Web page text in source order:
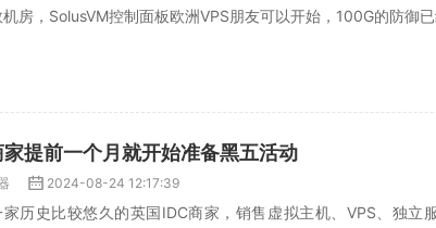
房，SolusVM控制面板欧洲VPS朋友可以开始，100G的防御
提前一个月就开始准备黑五活动
2024-08-24 12:17:39
历史比较悠久的英国IDC商家，销售虚拟主机、VPS、独立